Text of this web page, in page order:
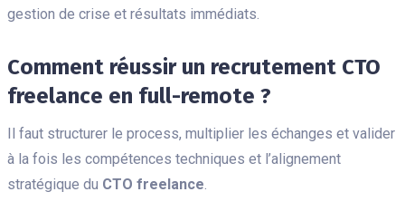
gestion de crise et résultats immédiats.
Comment réussir un recrutement CTO
freelance en full-remote ?
Il faut structurer le process, multiplier les échanges et valider
à la fois les compétences techniques et l’alignement
stratégique du CTO freelance.